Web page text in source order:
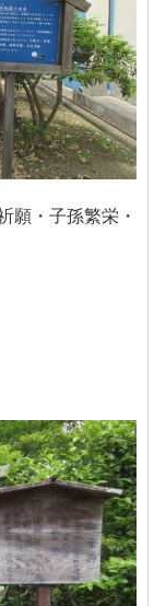
願・子孫繁栄・